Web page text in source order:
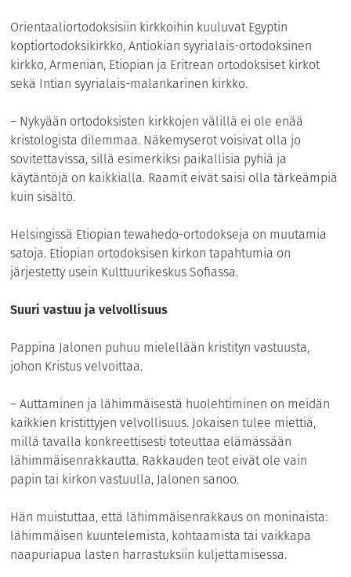
Orientaaliortodoksisiin kirkkoihin kuuluvat Egyptin
koptiortodoksikirkko, Antiokian syyrialais-ortodoksinen
kirkko, Armenian, Etiopian ja Eritrean ortodoksiset kirkot
sekä Intian syyrialais-malankarinen kirkko.
– Nykyään ortodoksisten kirkkojen välillä ei ole enää
kristologista dilemmaa. Näkemyserot voisivat olla jo
sovitettavissa, sillä esimerkiksi paikallisia pyhiä ja
käytäntöjä on kaikkialla. Raamit eivät saisi olla tärkeämpiä
kuin sisältö.
Helsingissä Etiopian tewahedo-ortodokseja on muutamia
satoja. Etiopian ortodoksisen kirkon tapahtumia on
järjestetty usein Kulttuurikeskus Sofiassa.
Suuri vastuu ja velvollisuus
Pappina Jalonen puhuu mielellään kristityn vastuusta,
johon Kristus velvoittaa.
– Auttaminen ja lähimmäisestä huolehtiminen on meidän
kaikkien kristittyjen velvollisuus. Jokaisen tulee miettiä,
millä tavalla konkreettisesti toteuttaa elämässään
lähimmäisenrakkautta. Rakkauden teot eivät ole vain
papin tai kirkon vastuulla, Jalonen sanoo.
Hän muistuttaa, että lähimmäisenrakkaus on moninaista:
lähimmäisen kuuntelemista, kohtaamista tai vaikkapa
naapuriapua lasten harrastuksiin kuljettamisessa.